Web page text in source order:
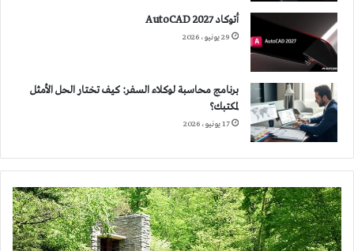
أتوكاد 2027 AutoCAD
29 يونيو، 2026
برنامج محاسبة لوكلاء السفر: كيف تختار الحل الأمثل
لمكتبك؟
17 يونيو، 2026
التصميم
البيوفيلي
Biophilic
Design